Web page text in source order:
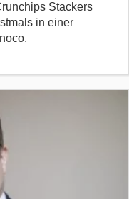
Stackers
in einer